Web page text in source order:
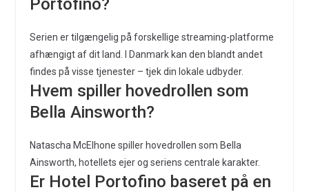
Portofino?
Serien er tilgængelig på forskellige streaming-platforme
afhængigt af dit land. I Danmark kan den blandt andet
findes på visse tjenester – tjek din lokale udbyder.
Hvem spiller hovedrollen som
Bella Ainsworth?
Natascha McElhone spiller hovedrollen som Bella
Ainsworth, hotellets ejer og seriens centrale karakter.
Er Hotel Portofino baseret på en